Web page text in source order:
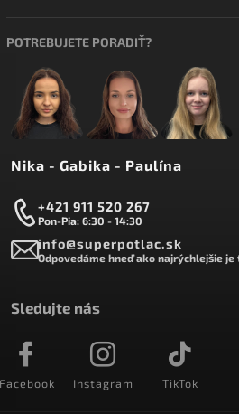
POTREBUJETE PORADIŤ?
Nika - Gabika - Paulína
+421 911 520 267
Pon-Pia: 6:30 - 14:30
info@superpotlac.sk
Odpovedáme hneď ako najrýchlejšie je
Sledujte nás
Instagram TikTok